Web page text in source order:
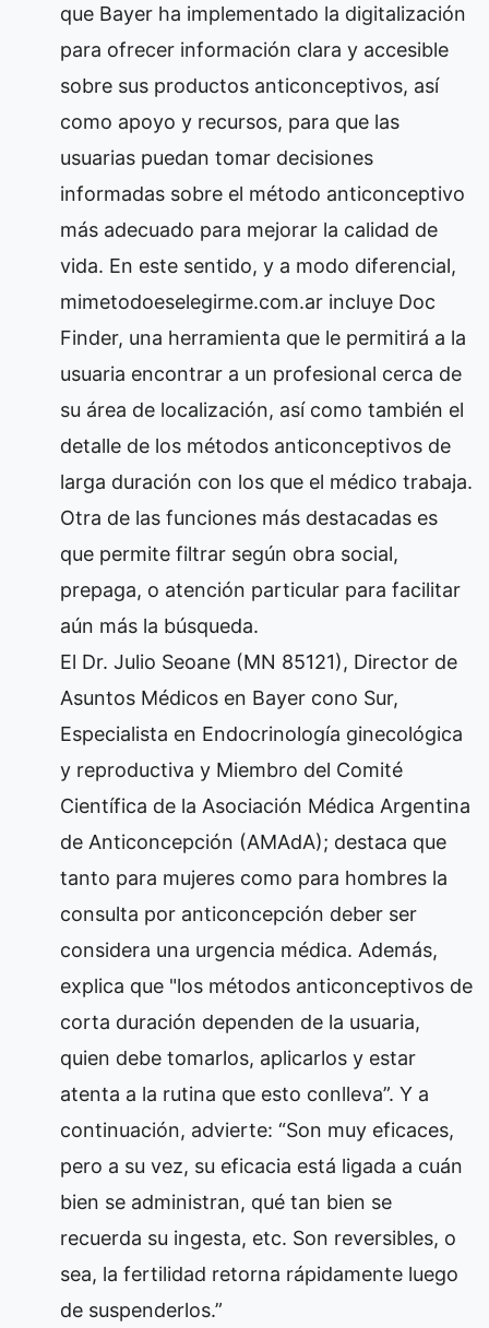
que Bayer ha implementado la digitalización
para ofrecer información clara y accesible
sobre sus productos anticonceptivos, así
como apoyo y recursos, para que las
usuarias puedan tomar decisiones
informadas sobre el método anticonceptivo
más adecuado para mejorar la calidad de
vida. En este sentido, y a modo diferencial,
mimetodoeselegirme.com.ar incluye Doc
Finder, una herramienta que le permitirá a la
usuaria encontrar a un profesional cerca de
su área de localización, así como también el
detalle de los métodos anticonceptivos de
larga duración con los que el médico trabaja.
Otra de las funciones más destacadas es
que permite filtrar según obra social,
prepaga, o atención particular para facilitar
aún más la búsqueda.
El Dr. Julio Seoane (MN 85121), Director de
Asuntos Médicos en Bayer cono Sur,
Especialista en Endocrinología ginecológica
y reproductiva y Miembro del Comité
Científica de la Asociación Médica Argentina
de Anticoncepción (AMAdA); destaca que
tanto para mujeres como para hombres la
consulta por anticoncepción deber ser
considera una urgencia médica. Además,
explica que "los métodos anticonceptivos de
corta duración dependen de la usuaria,
quien debe tomarlos, aplicarlos y estar
atenta a la rutina que esto conlleva”. Y a
continuación, advierte: “Son muy eficaces,
pero a su vez, su eficacia está ligada a cuán
bien se administran, qué tan bien se
recuerda su ingesta, etc. Son reversibles, o
sea, la fertilidad retorna rápidamente luego
de suspenderlos.”